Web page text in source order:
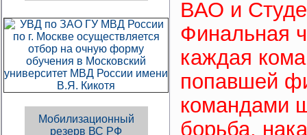
ВАО и
Финальная
каждая
попавшей
командами
борьба,
Мобилизационный
резерв ВС РФ